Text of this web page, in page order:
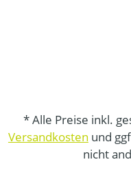
* Alle Preise inkl.
Versandkosten und
nicht